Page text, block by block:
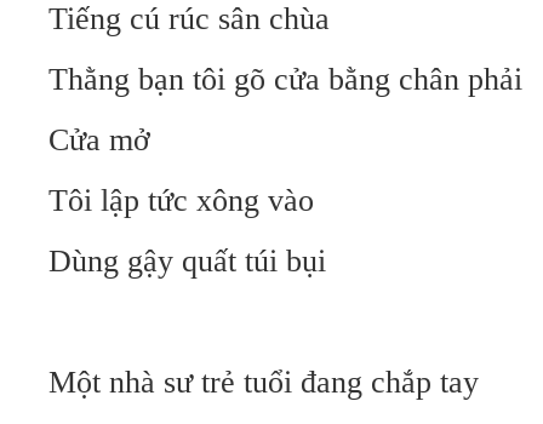
Tiếng cú rúc sân chùa
Thằng bạn tôi gõ cửa bằng chân phải
Cửa mở
Tôi lập tức xông vào
Dùng gậy quất túi bụi
Một nhà sư trẻ tuổi đang chắp tay